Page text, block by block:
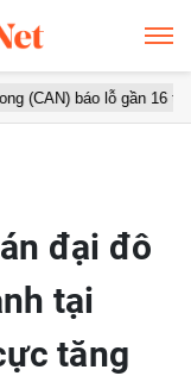
16 tỷ đồng, tài sản
đại đô
tại
tăng